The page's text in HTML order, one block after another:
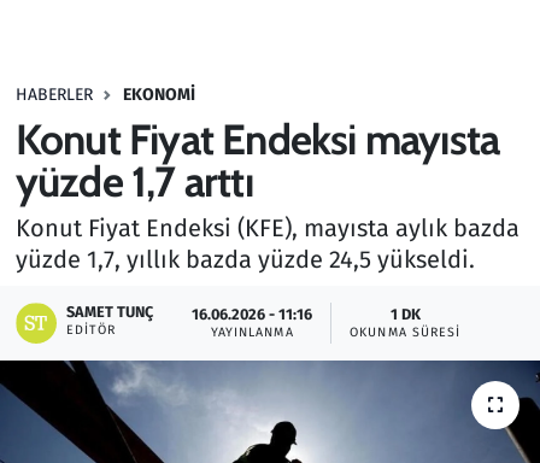
HABERLER EKONOMI
Konut Fiyat Endeksi mayısta
yüzde 1,7 arttı
Konut Fiyat Endeksi (KFE), mayısta aylık bazda
yüzde 1,7, yıllık bazda yüzde 24,5 yükseldi.
SAMET TUNÇ
EDITÖR
16.06.2026 - 11:16
YAYINLANMA
1 DK
OKUNMA SÜRESI
Haber
Kültür Sanat
Kurumsal Haberler
Otomobil